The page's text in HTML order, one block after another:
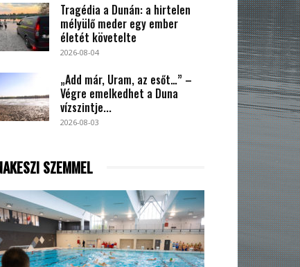
Tragédia a Dunán: a hirtelen
mélyülő meder egy ember
életét követelte
2026-08-04
„Add már, Uram, az esőt…” –
Végre emelkedhet a Duna
vízszintje...
2026-08-03
SZEMMEL